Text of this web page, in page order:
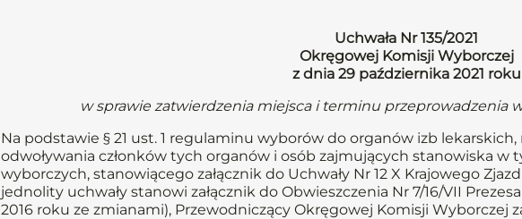
Uchwała Nr 135/2021
Okręgowej Komisji Wyborczej
z dnia 29 października 2021 roku
w sprawie zatwierdzenia miejsca i terminu przeprowadzenia
Na podstawie § 21 ust. 1 regulaminu wyborów do organów izb
odwoływania członków tych organów i osób zajmujących stanowiska w
wyborczych, stanowiącego załącznik do Uchwały Nr 12 X Krajowego
jednolity uchwały stanowi załącznik do Obwieszczenia Nr 7/16/VII
2016 roku ze zmianami), Przewodniczący Okręgowej Komisji Wyborczej